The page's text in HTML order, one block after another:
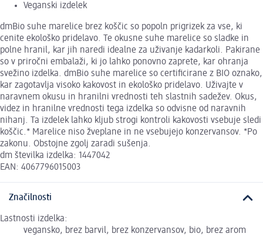
Veganski izdelek
dmBio suhe marelice brez koščic so popoln prigrizek za vse, ki
cenite ekološko pridelavo. Te okusne suhe marelice so sladke in
polne hranil, kar jih naredi idealne za uživanje kadarkoli. Pakirane
so v priročni embalaži, ki jo lahko ponovno zaprete, kar ohranja
svežino izdelka. dmBio suhe marelice so certificirane z BIO oznako,
kar zagotavlja visoko kakovost in ekološko pridelavo. Uživajte v
naravnem okusu in hranilni vrednosti teh slastnih sadežev. Okus,
videz in hranilne vrednosti tega izdelka so odvisne od naravnih
nihanj. Ta izdelek lahko kljub strogi kontroli kakovosti vsebuje sledi
koščic.* Marelice niso žveplane in ne vsebujejo konzervansov. *Po
zakonu. Obstojne zgolj zaradi sušenja.
dm številka izdelka: 1447042
EAN: 4067796015003
Značilnosti
Lastnosti izdelka:
vegansko, brez barvil, brez konzervansov, bio, brez arom